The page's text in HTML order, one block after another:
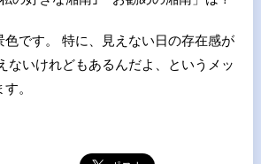
色です。 特に、見えない日の存在感が
ないけれどもあるんだよ、というメッ
す。